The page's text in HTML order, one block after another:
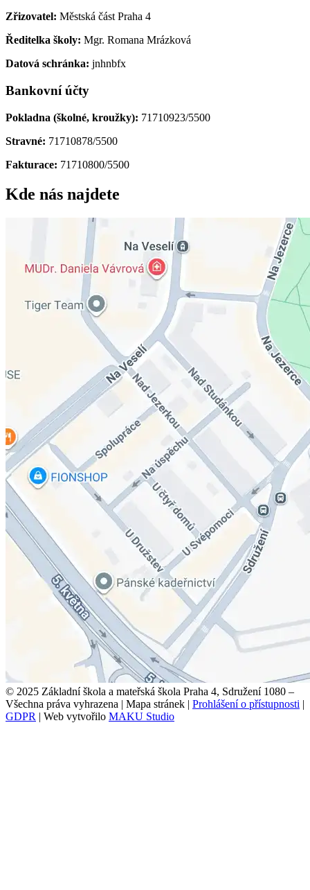
Zřizovatel: Městská část Praha 4
Ředitelka školy: Mgr. Romana Mrázková
Datová schránka: jnhnbfx
Bankovní účty
Pokladna (školné, kroužky): 71710923/5500
Stravné: 71710878/5500
Fakturace: 71710800/5500
Kde nás najdete
© 2025 Základní škola a mateřská škola Praha 4, Sdružení 1080 –
Všechna práva vyhrazena | Mapa stránek | Prohlášení o přístupnosti |
GDPR | Web vytvořilo MAKU Studio